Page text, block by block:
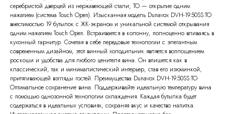
серебристой дверцей из нержавеющей стали; TO — открытие одним
нажатием (система Touch Open). Изысканная модель Dunavox DVH-19.50SS.TO
вместимостью 19 бутылок с ЖК-экраном и уникальной системой открывания
одним нажатием Touch Open. Встраивается в колонну, полноценно вливаясь в
кухонный гарнитур. Сочетая в себе передовые технологии с элегантным
современным дизайном, этот винный холодильник является воплощением
роскоши и удобства для любого ценителя вина. Он впишется как в
классический, так и минималистический интерьер, став его изюминкой,
притягивающей взгляды гостей. Преимущества Dunavox DVH-19.50SS.TO
Оптимальное сохранение вина. Поддерживайте идеальную температуру вина
с помощью однозонной технологии охлаждения. Каждая бутылка будет
содержаться в идеальных условиях, сохраняя вкус и качество напитка.